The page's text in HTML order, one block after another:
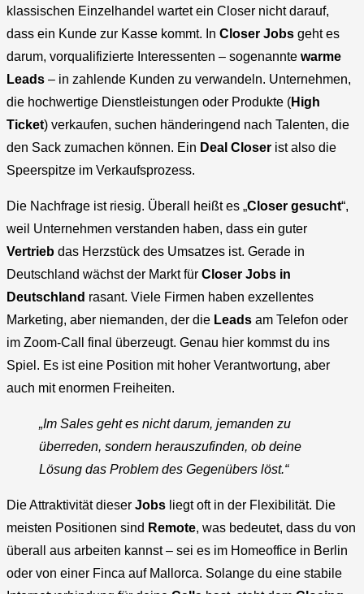
klassischen Einzelhandel wartet ein Closer nicht darauf,
dass ein Kunde zur Kasse kommt. In Closer Jobs geht es
darum, vorqualifizierte Interessenten – sogenannte warme
Leads – in zahlende Kunden zu verwandeln. Unternehmen,
die hochwertige Dienstleistungen oder Produkte (High
Ticket) verkaufen, suchen händeringend nach Talenten, die
den Sack zumachen können. Ein Deal Closer ist also die
Speerspitze im Verkaufsprozess.
Die Nachfrage ist riesig. Überall heißt es „Closer gesucht“,
weil Unternehmen verstanden haben, dass ein guter
Vertrieb das Herzstück des Umsatzes ist. Gerade in
Deutschland wächst der Markt für Closer Jobs in
Deutschland rasant. Viele Firmen haben exzellentes
Marketing, aber niemanden, der die Leads am Telefon oder
im Zoom-Call final überzeugt. Genau hier kommst du ins
Spiel. Es ist eine Position mit hoher Verantwortung, aber
auch mit enormen Freiheiten.
„Im Sales geht es nicht darum, jemanden zu
überreden, sondern herauszufinden, ob deine
Lösung das Problem des Gegenübers löst.“
Die Attraktivität dieser Jobs liegt oft in der Flexibilität. Die
meisten Positionen sind Remote, was bedeutet, dass du von
überall aus arbeiten kannst – sei es im Homeoffice in Berlin
oder von einer Finca auf Mallorca. Solange du eine stabile